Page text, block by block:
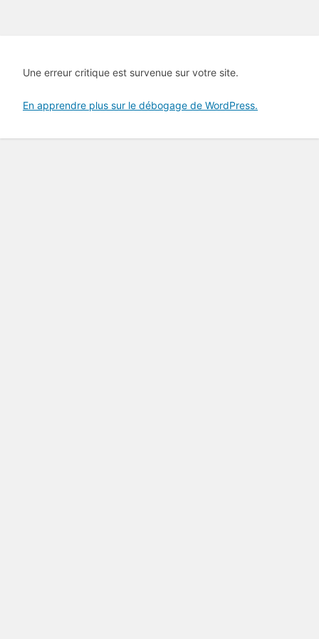
Une erreur critique est survenue sur votre site.
En apprendre plus sur le débogage de WordPress.